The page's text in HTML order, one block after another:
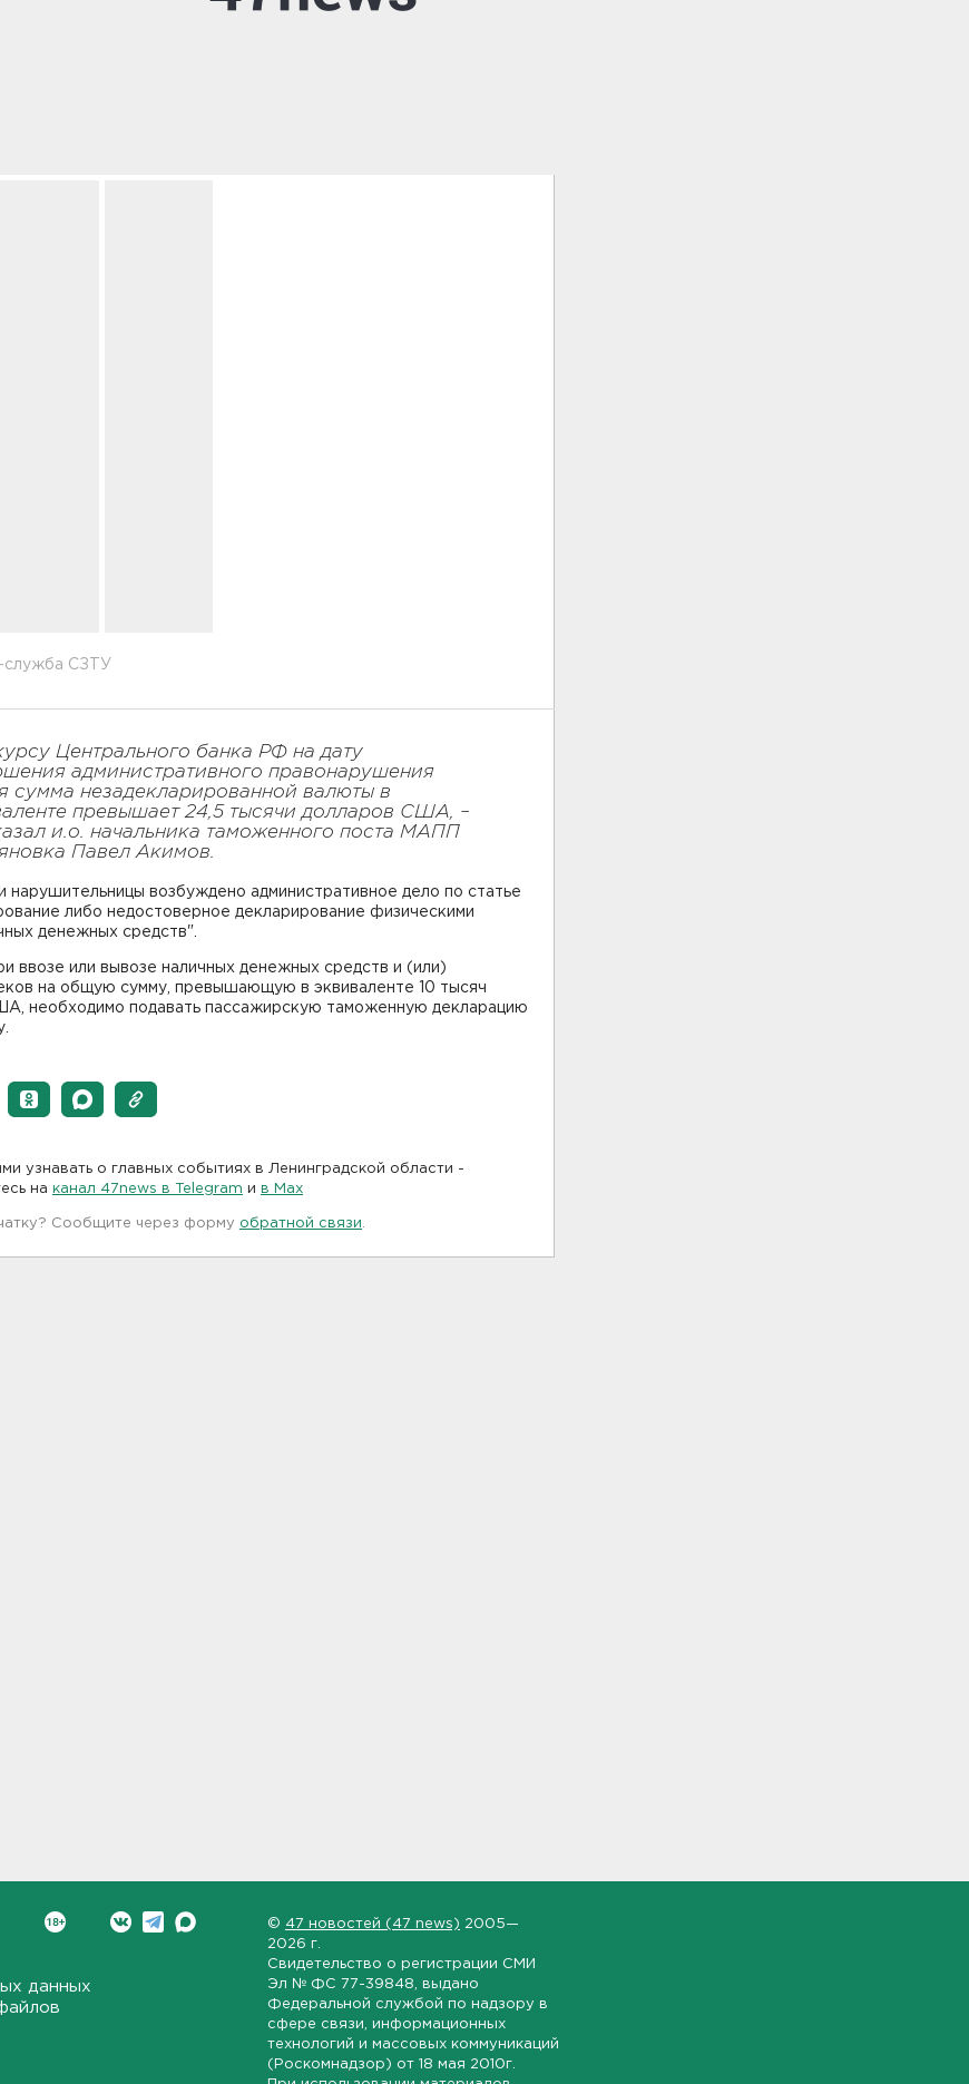
служба СЗТУ
Центрального банка РФ на дату
административного правонарушения
сумма незадекларированной валюты в
превышает 24,5 тысячи долларов США, –
и.о. начальника таможенного поста МАПП
Павел Акимов.
нарушительницы возбуждено административное дело по статье
либо недостоверное декларирование физическими
денежных средств".
ввозе или вывозе наличных денежных средств и (или)
на общую сумму, превышающую в эквиваленте 10 тысяч
необходимо подавать пассажирскую таможенную декларацию
узнавать о главных событиях в Ленинградской области -
на канал 47news в Telegram и в Maх
Сообщите через форму обратной связи
данных
© 47 новостей (47 news) 2005—
2026 г.
Свидетельство о регистрации СМИ
Эл № ФС 77-39848 , выдано
Федеральной службой по надзору в
сфере связи, информационных
технологий и массовых коммуникаций
(Роскомнадзор) от 18 мая 2010г.